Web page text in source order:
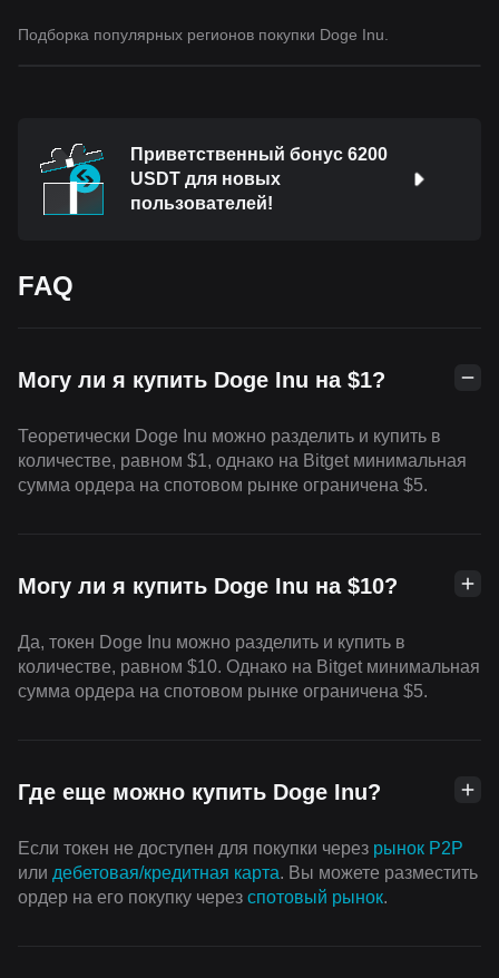
Подборка популярных регионов покупки Doge Inu.
Приветственный бонус 6200
USDT для новых
пользователей!
FAQ
Могу ли я купить Doge Inu на $1?
Теоретически Doge Inu можно разделить и купить в
количестве, равном $1, однако на Bitget минимальная
сумма ордера на спотовом рынке ограничена $5.
Могу ли я купить Doge Inu на $10?
Да, токен Doge Inu можно разделить и купить в
количестве, равном $10. Однако на Bitget минимальная
сумма ордера на спотовом рынке ограничена $5.
Где еще можно купить Doge Inu?
Если токен не доступен для покупки через рынок P2P
или дебетовая/кредитная карта. Вы можете разместить
ордер на его покупку через cпотовый рынок.